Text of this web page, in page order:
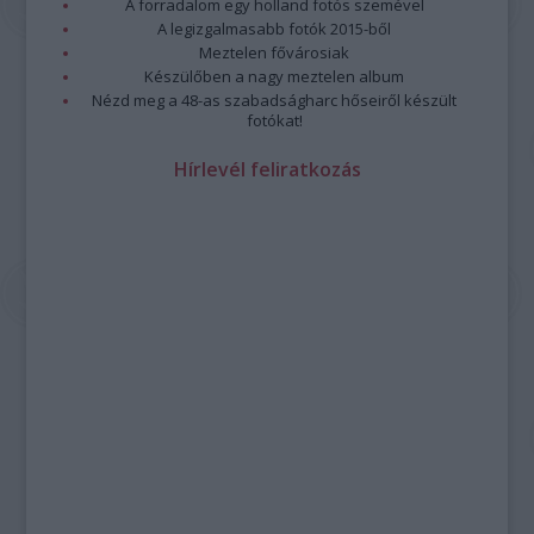
A forradalom egy holland fotós szemével
A legizgalmasabb fotók 2015-ből
Meztelen fővárosiak
Készülőben a nagy meztelen album
Nézd meg a 48-as szabadságharc hőseiről készült
fotókat!
Hírlevél feliratkozás